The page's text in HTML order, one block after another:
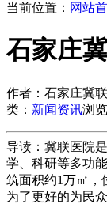
当前位置： 网站
石家庄
作者：石家庄冀
类： 新闻资讯浏
导读：冀联医院
学、科研等多功
筑面积约1万㎡，
为了更好的为民